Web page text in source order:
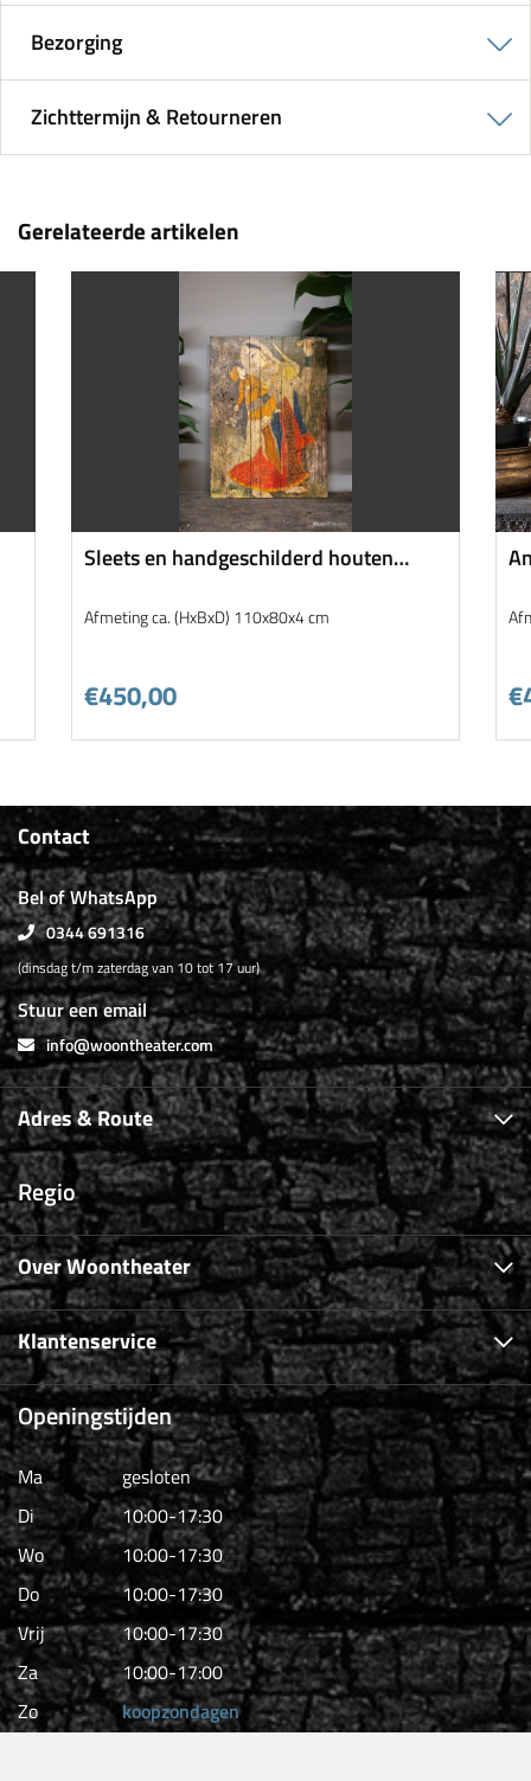
Bezorging
Zichttermijn & Retourneren
Gerelateerde artikelen
Sleets en handgeschilderd houten
Afmeting ca. (HxBxD) 110x80x4 cm
€450,00
Contact
Bel of WhatsApp
0344 691316
(dinsdag t/m zaterdag van 10 tot 17 uur)
Stuur een email
info@woontheater.com
Adres & Route
Regio
Over Woontheater
Klantenservice
Openingstijden
Ma
gesloten
Di
10:00-17:30
Wo
10:00-17:30
Do
10:00-17:30
Vrij
10:00-17:30
Za
10:00-17:00
Zo
koopzondagen